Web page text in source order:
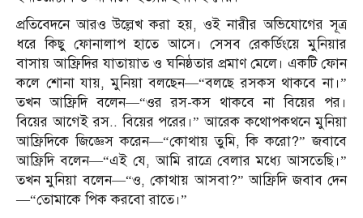
প্রতিবেদনে আরও উল্লেখ করা হয়, ওই নারীর অভিযোগের সূত্র
ধরে কিছু ফোনালাপ হাতে আসে। সেসব রেকর্ডিংয়ে মুনিয়ার
বাসায় আফ্রিদির যাতায়াত ও ঘনিষ্ঠতার প্রমাণ মেলে। একটি ফোন
কলে শোনা যায়, মুনিয়া বলছেন—“বলছে রসকস থাকবে না।”
তখন আফ্রিদি বলেন—“ওর রস-কস থাকবে না বিয়ের পর।
বিয়ের আগেই রস.. বিয়ের পরের।” আরেক কথোপকথনে মুনিয়া
আফ্রিদিকে জিজ্ঞেস করেন—“কোথায় তুমি, কি করো?” জবাবে
আফ্রিদি বলেন—“এই যে, আমি রাত্রে বেলার মধ্যে আসতেছি।”
তখন মুনিয়া বলেন—“ও, কোথায় আসবা?” আফ্রিদি জবাব দেন
—“তোমাকে পিক করবো রাতে।”